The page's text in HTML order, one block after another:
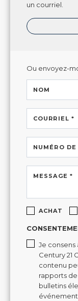
un courriel.
Ou envoyez-
NOM
COURRIEL *
NUMÉRO
MESSAGE *
ACHAT
Je
Century 21
contenu
rapports
bulletins